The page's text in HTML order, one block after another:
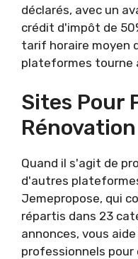
déclarés, avec un
crédit d'impôt de
tarif horaire moyen
plateformes tourne
Sites Pour
Quand il s'agit de
d'autres
Jemepropose, qui
répartis dans 23
annonces, vous
professionnels pour